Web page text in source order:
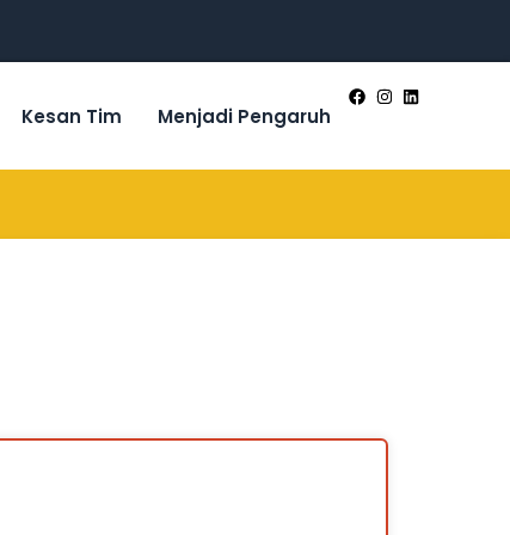
Kesan Tim Menjadi Pengaruh